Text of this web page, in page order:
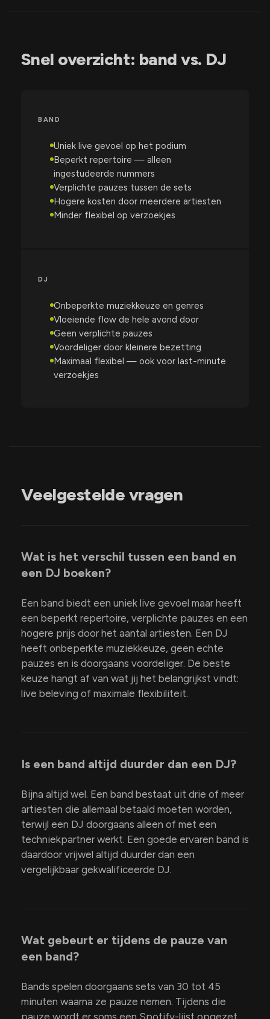
Snel overzicht: band vs. DJ
BAND
Uniek live gevoel op het podium
Beperkt repertoire — alleen
ingestudeerde nummers
Verplichte pauzes tussen de sets
Hogere kosten door meerdere artiesten
Minder flexibel op verzoekjes
DJ
Onbeperkte muziekkeuze en genres
Vloeiende flow de hele avond door
Geen verplichte pauzes
Voordeliger door kleinere bezetting
Maximaal flexibel — ook voor last-minute
verzoekjes
Veelgestelde vragen
Wat is het verschil tussen een band en
een DJ boeken?
Een band biedt een uniek live gevoel maar heeft
een beperkt repertoire, verplichte pauzes en een
hogere prijs door het aantal artiesten. Een DJ
heeft onbeperkte muziekkeuze, geen echte
pauzes en is doorgaans voordeliger. De beste
keuze hangt af van wat jij het belangrijkst vindt:
live beleving of maximale flexibiliteit.
Is een band altijd duurder dan een DJ?
Bijna altijd wel. Een band bestaat uit drie of meer
artiesten die allemaal betaald moeten worden,
terwijl een DJ doorgaans alleen of met een
techniekpartner werkt. Een goede ervaren band is
daardoor vrijwel altijd duurder dan een
vergelijkbaar gekwalificeerde DJ.
Wat gebeurt er tijdens de pauze van
een band?
Bands spelen doorgaans sets van 30 tot 45
minuten waarna ze pauze nemen. Tijdens die
pauze wordt er soms een Spotify-lijst opgezet